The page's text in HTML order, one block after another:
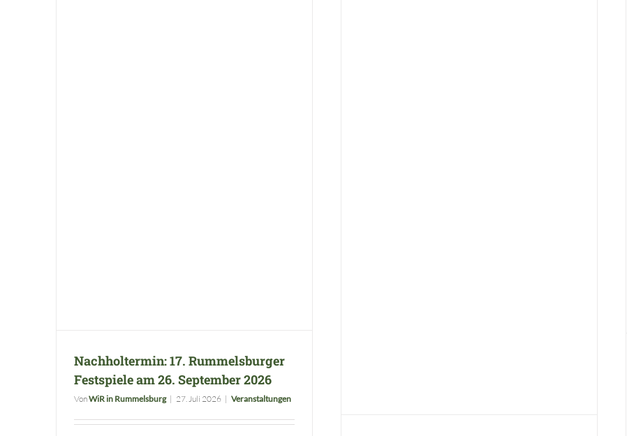
Nachholtermin: 17. Rummelsburger
Festspiele am 26. September 2026
VonWiR in Rummelsburg | 27. Juli 2026 | Veranstaltungen